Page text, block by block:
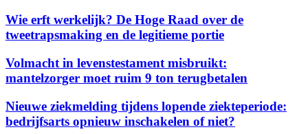
Wie erft werkelijk? De Hoge Raad over de
tweetrapsmaking en de legitieme portie
Volmacht in levenstestament misbruikt:
mantelzorger moet ruim 9 ton terugbetalen
Nieuwe ziekmelding tijdens lopende ziekteperiode:
bedrijfsarts opnieuw inschakelen of niet?